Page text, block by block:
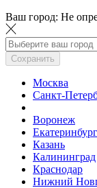
Ваш город: Не
Сохранить
Москва
Санкт-
Воронеж
Екатеринбург
Казань
Калининград
Краснодар
Нижний